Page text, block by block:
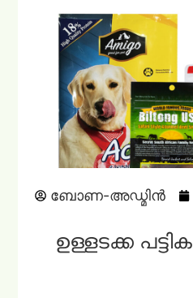
ബോണ-അഡ്മിൻ
ഉള്ളടക്ക പട്ടിക